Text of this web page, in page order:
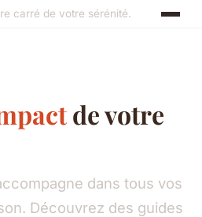
carré de votre sérénité.
de votre
dans tous vos
Découvrez des guides